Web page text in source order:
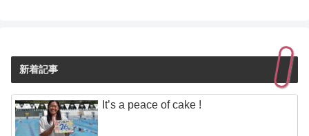
新着記事
It’s a peace of cake !